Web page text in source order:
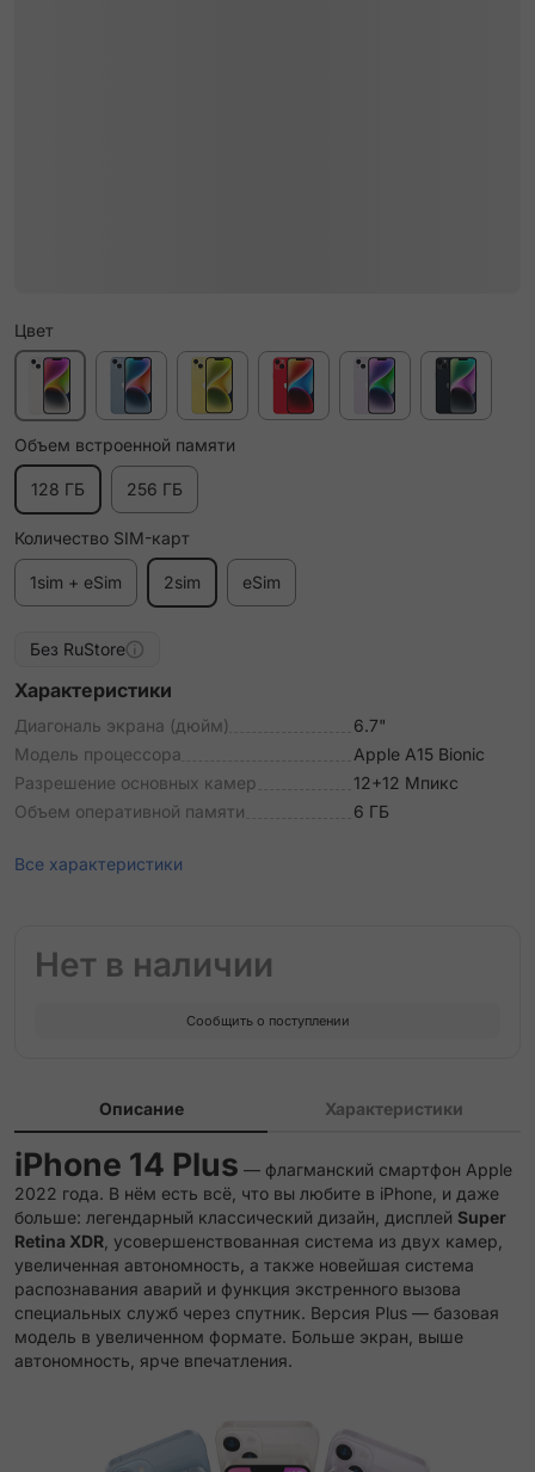
Цвет
Объем встроенной памяти
128 ГБ 256 ГБ
Количество SIM-карт
1sim + eSim 2sim eSim
Без RuStore
Характеристики
Диагональ экрана (дюйм)
6.7"
Модель процессора
Apple A15 Bionic
Разрешение основных камер
12+12 Мпикс
Объем оперативной памяти
6 ГБ
Все характеристики
Нет в наличии
Сообщить о поступлении
Описание Характеристики
iPhone 14 Plus — флагманский смартфон Apple
2022 года. В нём есть всё, что вы любите в iPhone, и даже
больше: легендарный классический дизайн, дисплей Super
Retina XDR , усовершенствованная система из двух камер,
увеличенная автономность, а также новейшая система
распознавания аварий и функция экстренного вызова
специальных служб через спутник. Версия Plus — базовая
модель в увеличенном формате. Больше экран, выше
автономность, ярче впечатления.